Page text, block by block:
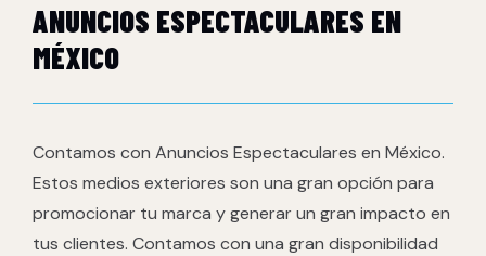
ANUNCIOS ESPECTACULARES EN
MÉXICO
Contamos con Anuncios Espectaculares en México.
Estos medios exteriores son una gran opción para
promocionar tu marca y generar un gran impacto en
tus clientes. Contamos con una gran disponibilidad